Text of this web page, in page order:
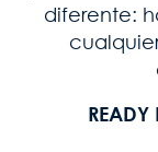
diferente:
READY